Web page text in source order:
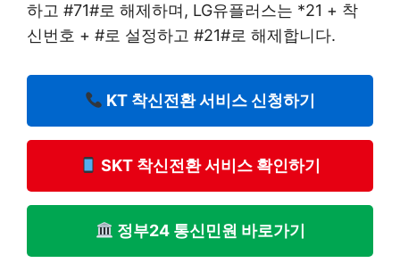
하고 #71#로 해제하며, LG유플러스는 *21 + 착
신번호 + #로 설정하고 #21#로 해제합니다.
KT 착신전환 서비스 신청하기
SKT 착신전환 서비스 확인하기
정부24 통신민원 바로가기